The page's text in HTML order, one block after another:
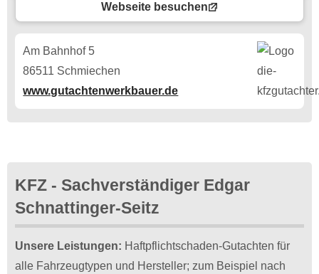
Webseite besuchen
Am Bahnhof 5
86511 Schmiechen
www.gutachtenwerkbauer.de
KFZ - Sachverständiger Edgar
Schnattinger-Seitz
Unsere Leistungen: Haftpflichtschaden-Gutachten für
alle Fahrzeugtypen und Hersteller; zum Beispiel nach